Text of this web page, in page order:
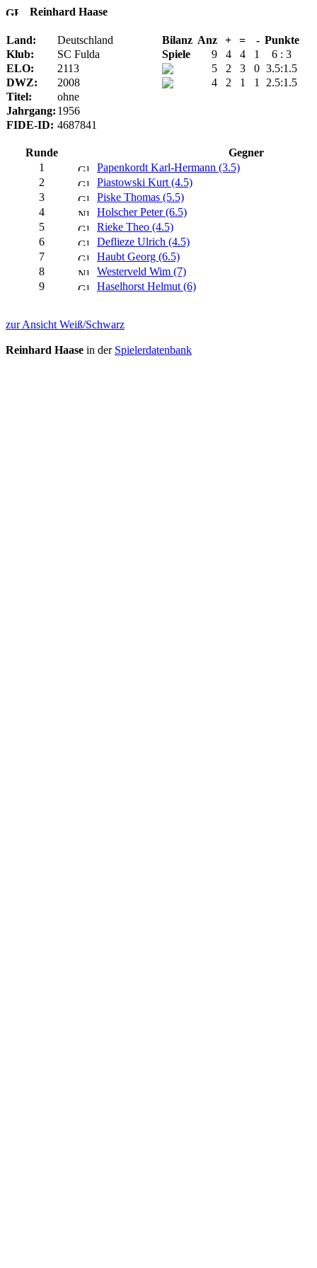
Reinhard Haase
Land: Deutschland Bilanz Anz + = - Punkte
Klub:
SC Fulda Spiele 9 4 4 1
6 : 3
ELO:
2113 5 2 3 0 3.5:1.5
DWZ:
2008 4 2 1 1
2.5:1.5
Titel:
ohne
Jahrgang: 1956
FIDE-ID: 4687841
Runde
Gegner
1
Papenkordt Karl-Hermann (3.5)
2
Piastowski Kurt (4.5)
3
Piske Thomas (5.5)
4
Holscher Peter (6.5)
5
Rieke Theo (4.5)
6
Deflieze Ulrich (4.5)
7
Haubt Georg (6.5)
8
Westerveld Wim (7)
9
Haselhorst Helmut (6)
zur Ansicht Weiß/Schwarz
Reinhard Haase in der Spielerdatenbank